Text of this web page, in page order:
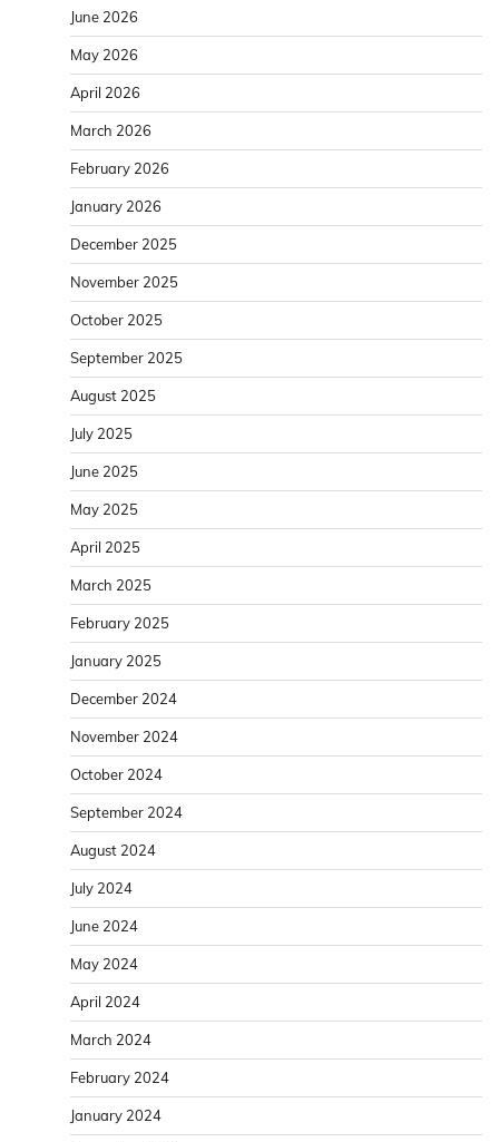
June 2026
May 2026
April 2026
March 2026
February 2026
January 2026
December 2025
November 2025
October 2025
September 2025
August 2025
July 2025
June 2025
May 2025
April 2025
March 2025
February 2025
January 2025
December 2024
November 2024
October 2024
September 2024
August 2024
July 2024
June 2024
May 2024
April 2024
March 2024
February 2024
January 2024